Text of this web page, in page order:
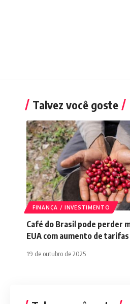
Talvez você goste
FINANÇA / INVESTIMENTO
Café do Brasil pode perder
EUA com aumento de tarifas
19 de outubro de 2025